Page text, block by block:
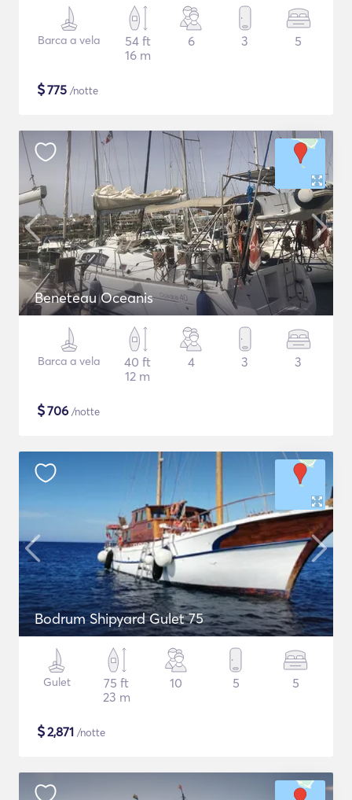
Barca a vela
54 ft
16 m
6 3 5
$775 /notte
Beneteau Oceanis
Barca a vela
40 ft
12 m
4 3 3
$706 /notte
Bodrum Shipyard Gulet 75
Gulet
75 ft
23 m
10 5 5
$2,871 /notte